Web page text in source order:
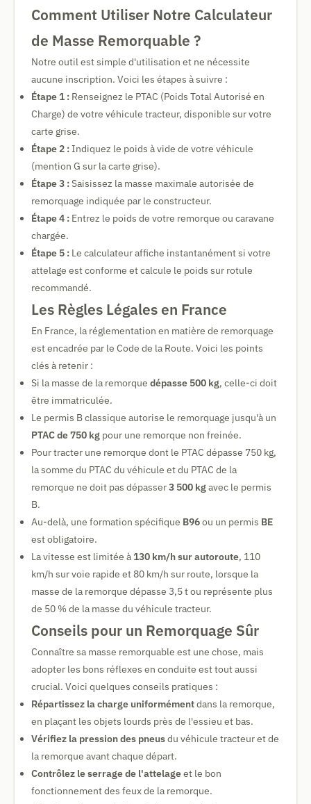
Comment Utiliser Notre Calculateur
de Masse Remorquable ?
Notre outil est simple d'utilisation et ne nécessite
aucune inscription. Voici les étapes à suivre :
Étape 1 : Renseignez le PTAC (Poids Total Autorisé en
Charge) de votre véhicule tracteur, disponible sur votre
carte grise.
Étape 2 :Indiquez le poids à vide de votre véhicule
(mention G sur la carte grise).
Étape 3 :Saisissez la masse maximale autorisée de
remorquage indiquée par le constructeur.
Étape 4 : Entrez le poids de votre remorque ou caravane
chargée.
Étape 5 : Le calculateur affiche instantanément si votre
attelage est conforme et calcule le poids sur rotule
recommandé.
Les Règles Légales en France
En France, la réglementation en matière de remorquage
est encadrée par le Code de la Route. Voici les points
clés à retenir :
Si la masse de la remorque dépasse 500 kg, celle-ci doit
être immatriculée.
Le permis B classique autorise le remorquage jusqu'à un
PTAC de 750 kg pour une remorque non freinée.
Pour tracter une remorque dont le PTAC dépasse 750 kg,
la somme du PTAC du véhicule et du PTAC de la
remorque ne doit pas dépasser3 500 kgavec le permis
B.
Au-delà, une formation spécifique B96ou un permis BE
est obligatoire.
La vitesse est limitée à 130 km/h sur autoroute, 110
km/h sur voie rapide et 80 km/h sur route, lorsque la
masse de la remorque dépasse 3,5 t ou représente plus
de 50 % de la masse du véhicule tracteur.
Conseils pour un Remorquage Sûr
Connaître sa masse remorquable est une chose, mais
adopter les bons réflexes en conduite est tout aussi
crucial. Voici quelques conseils pratiques :
Répartissez la charge uniformémentdans la remorque,
en plaçant les objets lourds près de l'essieu et bas.
Vérifiez la pression des pneusdu véhicule tracteur et de
la remorque avant chaque départ.
Contrôlez le serrage de l'attelageet le bon
fonctionnement des feux de la remorque.